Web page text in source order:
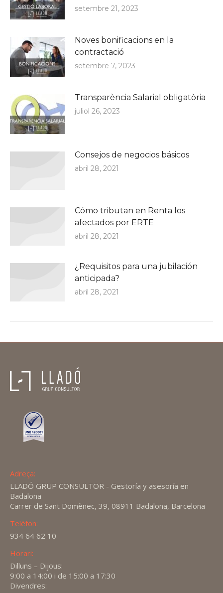
setembre 21, 2023
Noves bonificacions en la
contractació
setembre 7, 2023
Transparència Salarial obligatòria
juliol 26, 2023
Consejos de negocios básicos
abril 28, 2021
Cómo tributan en Renta los
afectados por ERTE
abril 28, 2021
¿Requisitos para una jubilación
anticipada?
abril 28, 2021
Adreça:
LLADÓ GRUP CONSULTOR - Gestoría y asesoría en
Badalona
Carrer de Sant Domènec, 39, 08911 Badalona, Barcelona
Telèfon:
934 64 62 10
Horari:
Dilluns – Dijous:
9:00 a 14:00 i de 15:00 a 17:30
Divendres: